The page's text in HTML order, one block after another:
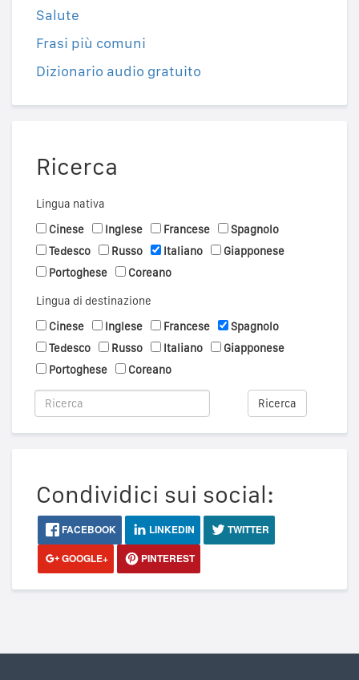
Salute
Frasi più comuni
Dizionario audio gratuito
Ricerca
Lingua nativa
Cinese
Inglese Francese
Spagnolo
Tedesco
Russo Italiano
Giapponese
Portoghese
Coreano
Lingua di destinazione
Cinese
Inglese Francese
Spagnolo
Tedesco
Russo Italiano
Giapponese
Portoghese
Coreano
Ricerca
Condividici sui social:
FACEBOOK LINKEDIN
TWITTER
GOOGLE+
PINTEREST